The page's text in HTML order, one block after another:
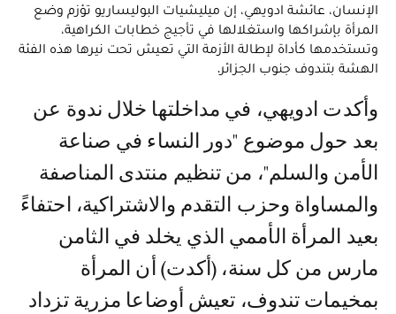
الإنسان، عائشة ادويهي، إن ميليشيات البوليساريو تؤزم وضع
المرأة بإشراكها واستغلالها في تأجيج خطابات الكراهية،
وتستخدمها كأداة لإطالة الأزمة التي تعيش تحت نيرها هذه الفئة
الهشة بتندوف جنوب الجزائر.
وأكدت ادويهي، في مداخلتها خلال ندوة عن
بعد حول موضوع "دور النساء في صناعة
الأمن والسلم"، من تنظيم منتدى المناصفة
والمساواة وحزب التقدم والاشتراكية، احتفاءً
بعيد المرأة الأممي الذي يخلد في الثامن
مارس من كل سنة، (أكدت) أن المرأة
بمخيمات تندوف، تعيش أوضاعا مزرية تزداد